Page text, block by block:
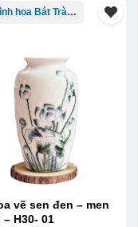
vàng phía dưới
Lọ Bình hoa Bát Tràng in logo
vẽ sen đen – men
H30- 01